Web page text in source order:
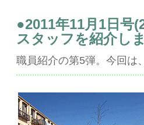
●2011年11月1日号
スタッフを紹介し
職員紹介の第5弾。今回は